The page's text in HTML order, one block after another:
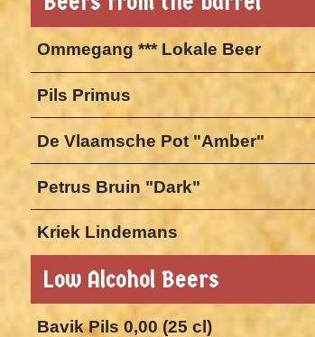
Ommegang *** Lokale Beer
Pils Primus
De Vlaamsche Pot "Amber"
Petrus Bruin "Dark"
Kriek Lindemans
Low Alcohol Beers
Bavik Pils 0,00 (25 cl)